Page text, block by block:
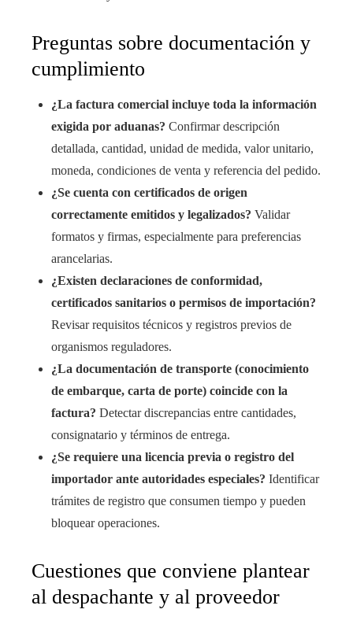
Preguntas sobre documentación y
cumplimiento
¿La factura comercial incluye toda la información
exigida por aduanas? Confirmar descripción
detallada, cantidad, unidad de medida, valor unitario,
moneda, condiciones de venta y referencia del pedido.
¿Se cuenta con certificados de origen
correctamente emitidos y legalizados? Validar
formatos y firmas, especialmente para preferencias
arancelarias.
¿Existen declaraciones de conformidad,
certificados sanitarios o permisos de importación?
Revisar requisitos técnicos y registros previos de
organismos reguladores.
¿La documentación de transporte (conocimiento
de embarque, carta de porte) coincide con la
factura? Detectar discrepancias entre cantidades,
consignatario y términos de entrega.
¿Se requiere una licencia previa o registro del
importador ante autoridades especiales? Identificar
trámites de registro que consumen tiempo y pueden
bloquear operaciones.
Cuestiones que conviene plantear
al despachante y al proveedor